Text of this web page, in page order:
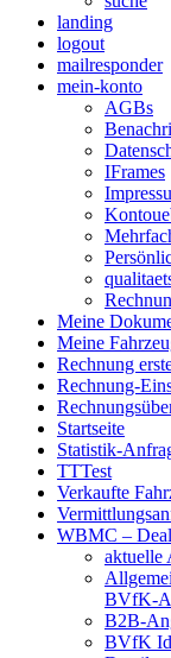
landing
logout
mailresponder
mein-konto
AGBs
IFrames
Meine
Meine
Rechnung
Rechnung-
Startseite
Statistik-
TTTest
Verkaufte
WBMC –
aktuelle
BVfK-
B2B-
BVfK